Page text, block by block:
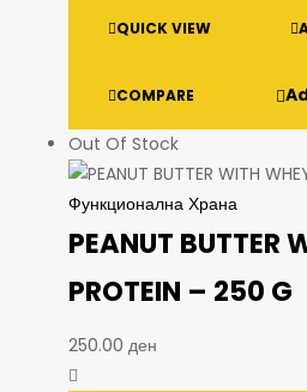
QUICK VIEW
COMPARE
Out Of Stock
Функционална Храна
PEANUT BUTTER
PROTEIN – 250 G
250.00 ден